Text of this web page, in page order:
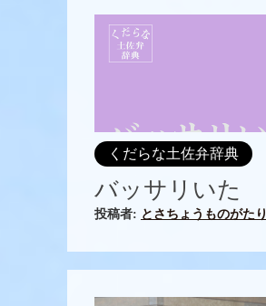
くだらな土佐弁辞典
バッサリいた
投稿者: とさちょうものがたり